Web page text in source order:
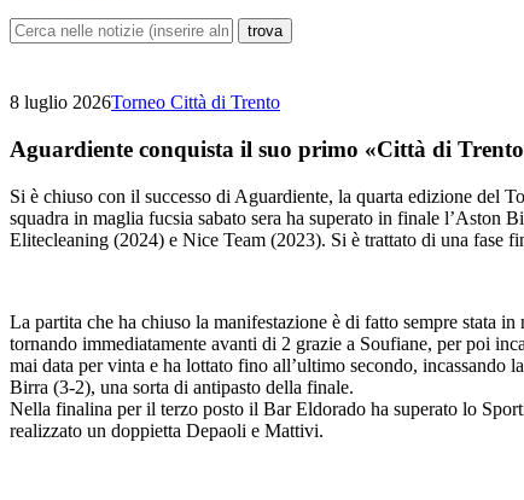
8 luglio 2026Torneo Città di Trento
Aguardiente conquista il suo primo «Città di
Si è chiuso con il successo di Aguardiente, la quarta edizione del
squadra in maglia fucsia sabato sera ha superato in finale l’Aston
Elitecleaning (2024) e Nice Team (2023). Si è trattato di una fase
La partita che ha chiuso la manifestazione è di fatto sempre stata
tornando immediatamente avanti di 2 grazie a Soufiane, per poi
mai data per vinta e ha lottato fino all’ultimo secondo,
Birra (3-2), una sorta di antipasto della finale.
Nella finalina per il terzo posto il Bar Eldorado ha superato lo
realizzato un doppietta Depaoli e Mattivi.